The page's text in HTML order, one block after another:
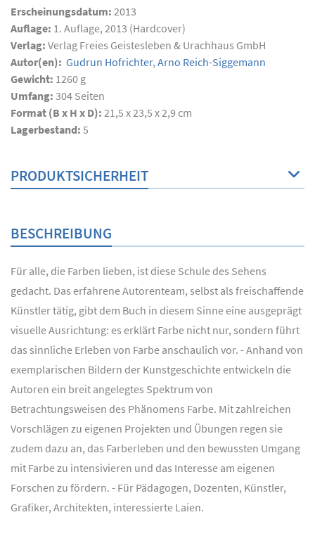
Erscheinungsdatum: 2013
Auflage: 1. Auflage, 2013 (Hardcover)
Verlag: Verlag Freies Geistesleben & Urachhaus GmbH
Autor(en): Gudrun Hofrichter, Arno Reich-Siggemann
Gewicht: 1260 g
Umfang: 304 Seiten
Format (B x H x D): 21,5 x 23,5 x 2,9 cm
Lagerbestand: 5
PRODUKTSICHERHEIT
BESCHREIBUNG
Für alle, die Farben lieben, ist diese Schule des Sehens
gedacht. Das erfahrene Autorenteam, selbst als freischaffende
Künstler tätig, gibt dem Buch in diesem Sinne eine ausgeprägt
visuelle Ausrichtung: es erklärt Farbe nicht nur, sondern führt
das sinnliche Erleben von Farbe anschaulich vor. - Anhand von
exemplarischen Bildern der Kunstgeschichte entwickeln die
Autoren ein breit angelegtes Spektrum von
Betrachtungsweisen des Phänomens Farbe. Mit zahlreichen
Vorschlägen zu eigenen Projekten und Übungen regen sie
zudem dazu an, das Farberleben und den bewussten Umgang
mit Farbe zu intensivieren und das Interesse am eigenen
Forschen zu fördern. - Für Pädagogen, Dozenten, Künstler,
Grafiker, Architekten, interessierte Laien.